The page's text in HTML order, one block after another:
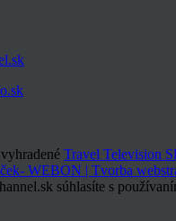
Travel Television
WEBON | Tvorba
súhlasíte s